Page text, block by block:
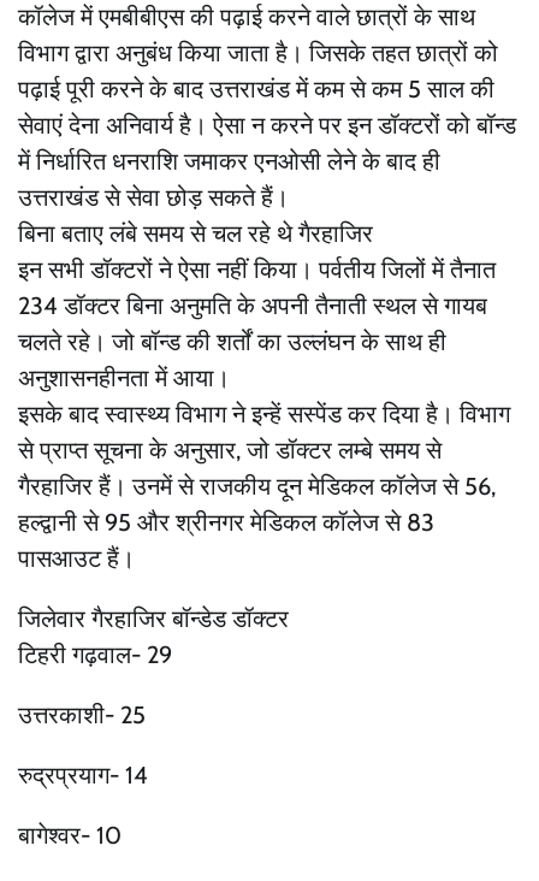
कॉलेज में एमबीबीएस की पढ़ाई करने वाले छात्रों के साथ
विभाग द्वारा अनुबंध किया जाता है। जिसके तहत छात्रों को
पढ़ाई पूरी करने के बाद उत्तराखंड में कम से कम 5 साल की
सेवाएं देना अनिवार्य है। ऐसा न करने पर इन डॉक्टरों को बॉन्ड
में निर्धारित धनराशि जमाकर एनओसी लेने के बाद ही
उत्तराखंड से सेवा छोड़ सकते हैं।
बिना बताए लंबे समय से चल रहे थे गैरहाजिर
इन सभी डॉक्टरों ने ऐसा नहीं किया। पर्वतीय जिलों में तैनात
234 डॉक्टर बिना अनुमति के अपनी तैनाती स्थल से गायब
चलते रहे। जो बॉन्ड की शर्तों का उल्लंघन के साथ ही
अनुशासनहीनता में आया।
इसके बाद स्वास्थ्य विभाग ने इन्हें सस्पेंड कर दिया है। विभाग
से प्राप्त सूचना के अनुसार, जो डॉक्टर लम्बे समय से
गैरहाजिर हैं। उनमें से राजकीय दून मेडिकल कॉलेज से 56,
हल्द्वानी से 95 और श्रीनगर मेडिकल कॉलेज से 83
पासआउट हैं।
जिलेवार गैरहाजिर बॉन्डेड डॉक्टर
टिहरी गढ़वाल- 29
उत्तरकाशी- 25
रुद्रप्रयाग- 14
बागेश्वर- 10